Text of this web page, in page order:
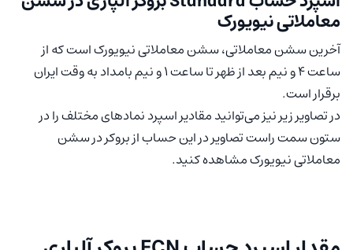
معاملاتی نیویورک
آخرین سشن معاملاتی، سشن معاملاتی نیویورک است که از
ساعت ۴ و نیم بعد از ظهر تا ساعت ۱ و نیم بامداد به وقت ایران
برقرار است.
در تصاویر زیر نیز می‌توانید مقادیر اسپرد نمادهای مختلف را در
ستون سمت راست تصاویر در این حساب از بروکر در سشن
معاملاتی نیویورک مشاهده کنید.